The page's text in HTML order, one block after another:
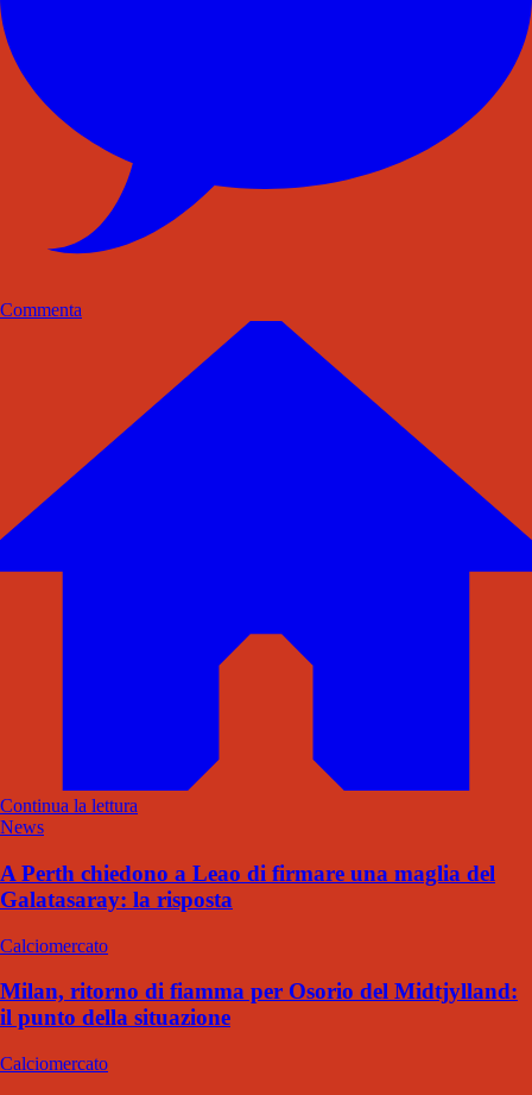
Commenta
Continua la lettura
News
A Perth chiedono a Leao di firmare una maglia del
Galatasaray: la risposta
Calciomercato
Milan, ritorno di fiamma per Osorio del Midtjylland:
il punto della situazione
Calciomercato